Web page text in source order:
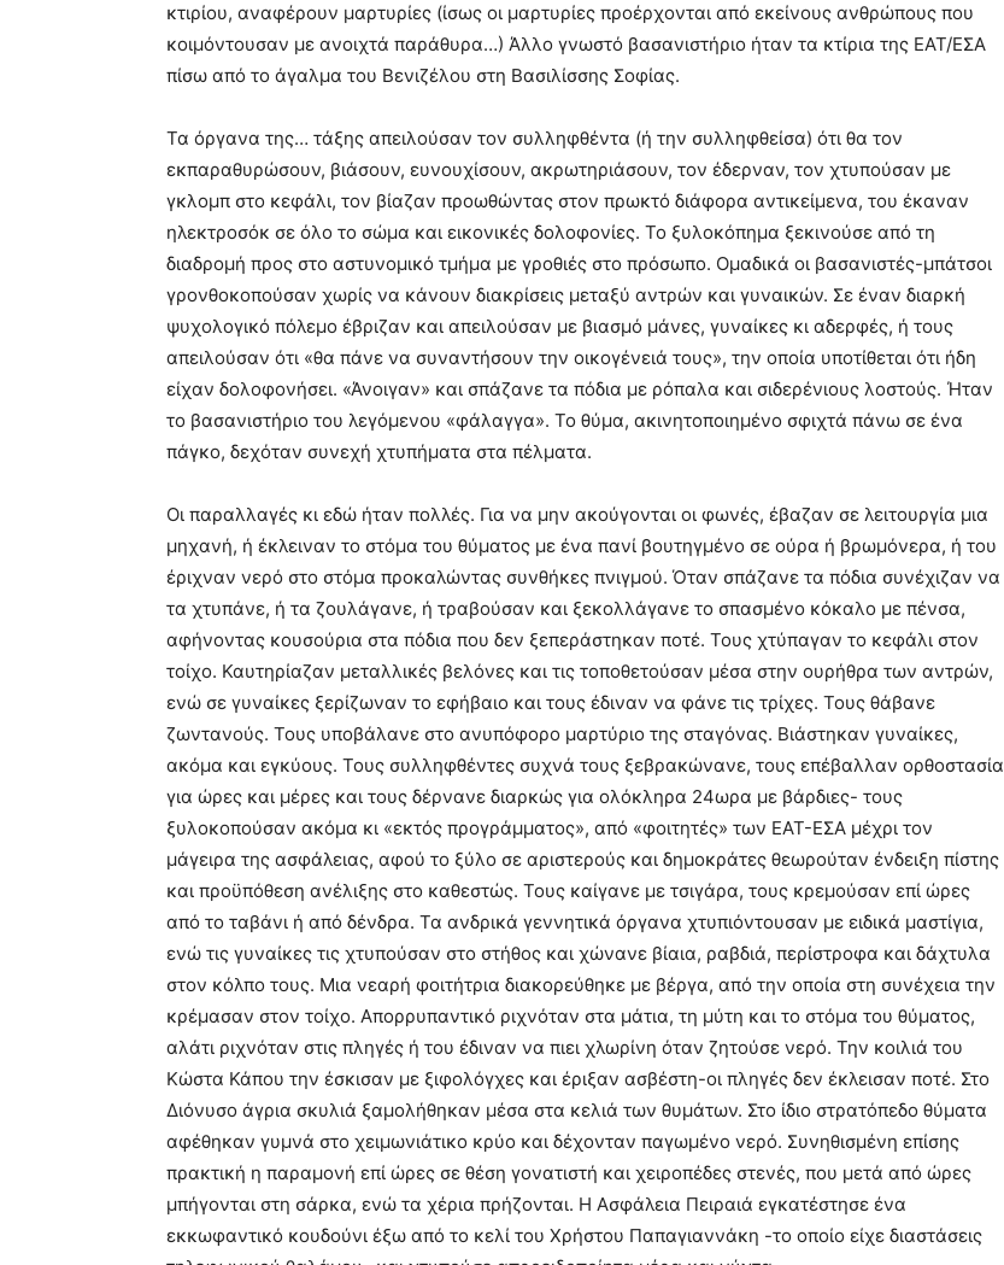
κτιρίου, αναφέρουν μαρτυρίες (ίσως οι μαρτυρίες προέρχονται από εκείνους ανθρώπους που
κοιμόντουσαν με ανοιχτά παράθυρα…) Άλλο γνωστό βασανιστήριο ήταν τα κτίρια της ΕΑΤ/ΕΣΑ
πίσω από το άγαλμα του Βενιζέλου στη Βασιλίσσης Σοφίας.
Τα όργανα της… τάξης απειλούσαν τον συλληφθέντα (ή την συλληφθείσα) ότι θα τον
εκπαραθυρώσουν, βιάσουν, ευνουχίσουν, ακρωτηριάσουν, τον έδερναν, τον χτυπούσαν με
γκλομπ στο κεφάλι, τον βίαζαν προωθώντας στον πρωκτό διάφορα αντικείμενα, του έκαναν
ηλεκτροσόκ σε όλο το σώμα και εικονικές δολοφονίες. Το ξυλοκόπημα ξεκινούσε από τη
διαδρομή προς στο αστυνομικό τμήμα με γροθιές στο πρόσωπο. Ομαδικά οι βασανιστές-μπάτσοι
γρονθοκοπούσαν χωρίς να κάνουν διακρίσεις μεταξύ αντρών και γυναικών. Σε έναν διαρκή
ψυχολογικό πόλεμο έβριζαν και απειλούσαν με βιασμό μάνες, γυναίκες κι αδερφές, ή τους
απειλούσαν ότι «θα πάνε να συναντήσουν την οικογένειά τους», την οποία υποτίθεται ότι ήδη
είχαν δολοφονήσει. «Άνοιγαν» και σπάζανε τα πόδια με ρόπαλα και σιδερένιους λοστούς. Ήταν
το βασανιστήριο του λεγόμενου «φάλαγγα». Το θύμα, ακινητοποιημένο σφιχτά πάνω σε ένα
πάγκο, δεχόταν συνεχή χτυπήματα στα πέλματα.
Οι παραλλαγές κι εδώ ήταν πολλές. Για να μην ακούγονται οι φωνές, έβαζαν σε λειτουργία μια
μηχανή, ή έκλειναν το στόμα του θύματος με ένα πανί βουτηγμένο σε ούρα ή βρωμόνερα, ή του
έριχναν νερό στο στόμα προκαλώντας συνθήκες πνιγμού. Όταν σπάζανε τα πόδια συνέχιζαν να
τα χτυπάνε, ή τα ζουλάγανε, ή τραβούσαν και ξεκολλάγανε το σπασμένο κόκαλο με πένσα,
αφήνοντας κουσούρια στα πόδια που δεν ξεπεράστηκαν ποτέ. Τους χτύπαγαν το κεφάλι στον
τοίχο. Καυτηρίαζαν μεταλλικές βελόνες και τις τοποθετούσαν μέσα στην ουρήθρα των αντρών,
ενώ σε γυναίκες ξερίζωναν το εφήβαιο και τους έδιναν να φάνε τις τρίχες. Τους θάβανε
ζωντανούς. Τους υποβάλανε στο ανυπόφορο μαρτύριο της σταγόνας. Βιάστηκαν γυναίκες,
ακόμα και εγκύους. Τους συλληφθέντες συχνά τους ξεβρακώνανε, τους επέβαλλαν ορθοστασία
για ώρες και μέρες και τους δέρνανε διαρκώς για ολόκληρα 24ωρα με βάρδιες- τους
ξυλοκοπούσαν ακόμα κι «εκτός προγράμματος», από «φοιτητές» των ΕΑΤ-ΕΣΑ μέχρι τον
μάγειρα της ασφάλειας, αφού το ξύλο σε αριστερούς και δημοκράτες θεωρούταν ένδειξη πίστης
και προϋπόθεση ανέλιξης στο καθεστώς. Τους καίγανε με τσιγάρα, τους κρεμούσαν επί ώρες
από το ταβάνι ή από δένδρα. Τα ανδρικά γεννητικά όργανα χτυπιόντουσαν με ειδικά μαστίγια,
ενώ τις γυναίκες τις χτυπούσαν στο στήθος και χώνανε βίαια, ραβδιά, περίστροφα και δάχτυλα
στον κόλπο τους. Μια νεαρή φοιτήτρια διακορεύθηκε με βέργα, από την οποία στη συνέχεια την
κρέμασαν στον τοίχο. Απορρυπαντικό ριχνόταν στα μάτια, τη μύτη και το στόμα του θύματος,
αλάτι ριχνόταν στις πληγές ή του έδιναν να πιει χλωρίνη όταν ζητούσε νερό. Την κοιλιά του
Κώστα Κάπου την έσκισαν με ξιφολόγχες και έριξαν ασβέστη-οι πληγές δεν έκλεισαν ποτέ. Στο
Διόνυσο άγρια σκυλιά ξαμολήθηκαν μέσα στα κελιά των θυμάτων. Στο ίδιο στρατόπεδο θύματα
αφέθηκαν γυμνά στο χειμωνιάτικο κρύο και δέχονταν παγωμένο νερό. Συνηθισμένη επίσης
πρακτική η παραμονή επί ώρες σε θέση γονατιστή και χειροπέδες στενές, που μετά από ώρες
μπήγονται στη σάρκα, ενώ τα χέρια πρήζονται. Η Ασφάλεια Πειραιά εγκατέστησε ένα
εκκωφαντικό κουδούνι έξω από το κελί του Χρήστου Παπαγιαννάκη -το οποίο είχε διαστάσεις